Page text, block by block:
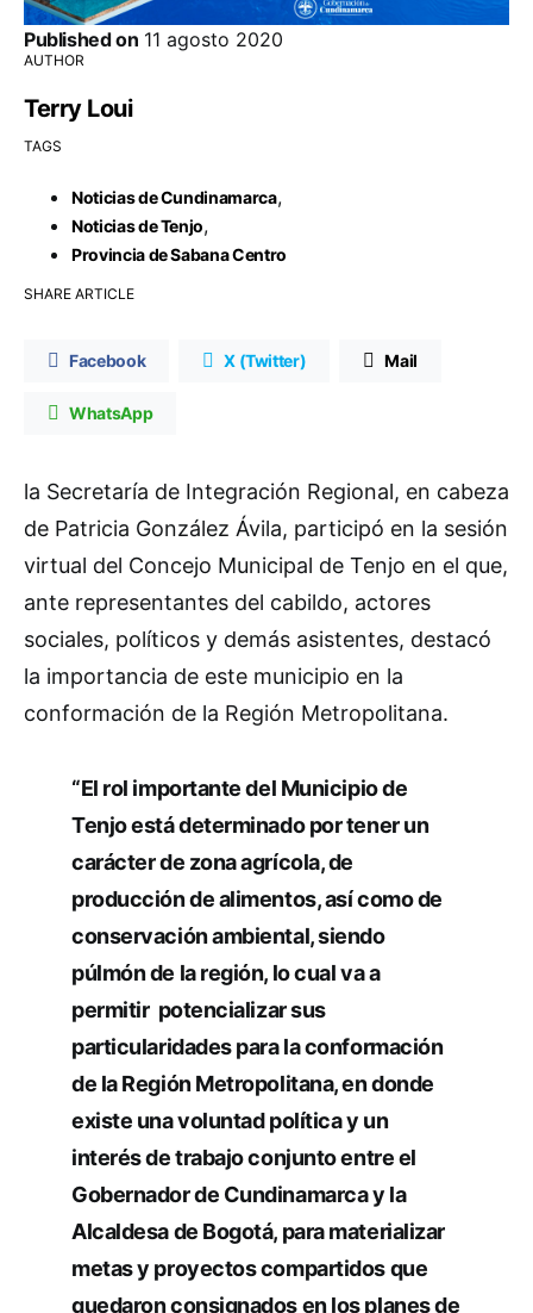
Published on 11 agosto 2020
AUTHOR
Terry Loui
TAGS
Noticias de Cundinamarca,
Noticias de Tenjo,
Provincia de Sabana Centro
SHARE ARTICLE
Facebook X (Twitter) Mail
WhatsApp
la Secretaría de Integración Regional, en cabeza
de Patricia González Ávila, participó en la sesión
virtual del Concejo Municipal de Tenjo en el que,
ante representantes del cabildo, actores
sociales, políticos y demás asistentes, destacó
la importancia de este municipio en la
conformación de la Región Metropolitana.
“El rol importante del Municipio de
Tenjo está determinado por tener un
carácter de zona agrícola, de
producción de alimentos, así como de
conservación ambiental, siendo
púlmón de la región, lo cual va a
permitir potencializar sus
particularidades para la conformación
de la Región Metropolitana, en donde
existe una voluntad política y un
interés de trabajo conjunto entre el
Gobernador de Cundinamarca y la
Alcaldesa de Bogotá, para materializar
metas y proyectos compartidos que
quedaron consignados en los planes de